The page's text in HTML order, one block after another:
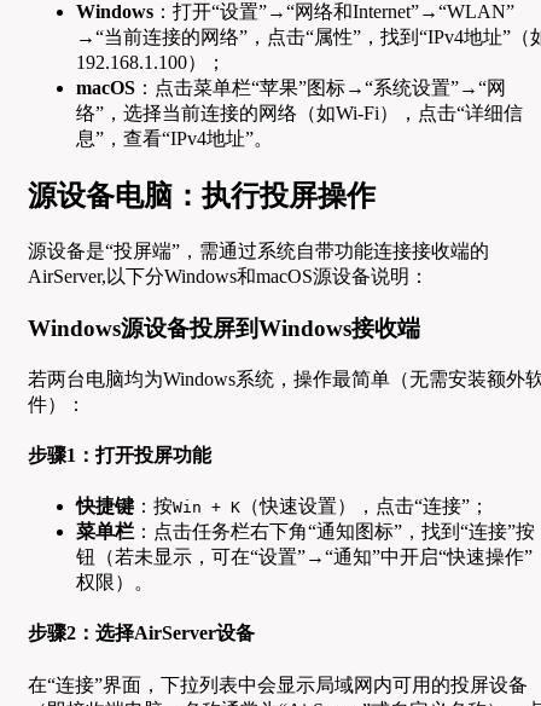
Windows ：打开“设置”→“网络和Internet”→“WLAN”
→“当前连接的网络”，点击“属性”，找到“IPv4地址”（
192.168.1.100）；
macOS ：点击菜单栏“苹果”图标→“系统设置”→“网
络”，选择当前连接的网络（如Wi-Fi），点击“详细信
息”，查看“IPv4地址”。
源设备电脑：执行投屏操作
源设备是“投屏端”，需通过系统自带功能连接接收端的
AirServer,以下分Windows和macOS源设备说明：
Windows源设备投屏到Windows接收端
若两台电脑均为Windows系统，操作最简单（无需安装额外
件）：
步骤1：打开投屏功能
快捷键 ：按Win + K （快速设置），点击“连接”；
菜单栏 ：点击任务栏右下角“通知图标”，找到“连接”按
钮（若未显示，可在“设置”→“通知”中开启“快速操作”
权限）。
步骤2：选择AirServer设备
在“连接”界面，下拉列表中会显示局域网内可用的投屏设备